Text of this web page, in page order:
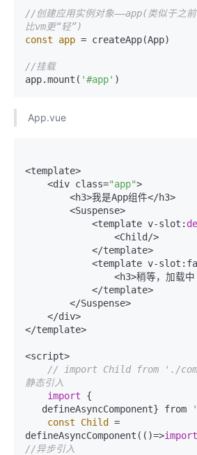
//创建应用实例对象——app(类似于之前
比vm更“轻”)
const
app = createApp(App)
//挂载
app.mount( '#app'
App.vue
<template>
    <div class=
"app">
            <template v-slot:
</template>
<script>
// import Child from './
静态引入
import {
   defineAsyncComponent} from
const
Child =
defineAsyncComponent(()=>import
//异步引入